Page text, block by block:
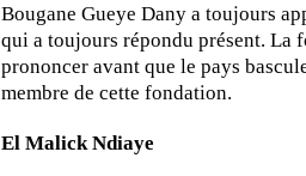
Bougane Gueye Dany a toujours
qui a toujours répondu présent. La
prononcer avant que le pays
membre de cette fondation.
El Malick Ndiaye